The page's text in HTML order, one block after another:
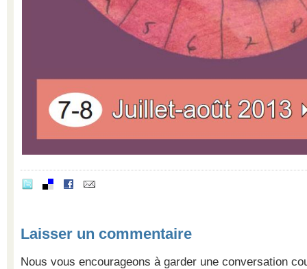
Laisser un commentaire
Nous vous encourageons à garder une conversation